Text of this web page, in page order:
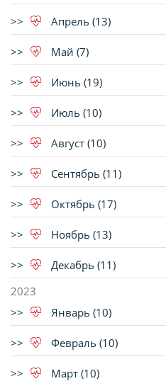
Апрель (13)
Май (7)
Июнь (19)
Июль (10)
Август (10)
Сентябрь (11)
Октябрь (17)
Ноябрь (13)
Декабрь (11)
2023
Январь (10)
Февраль (10)
Март (10)